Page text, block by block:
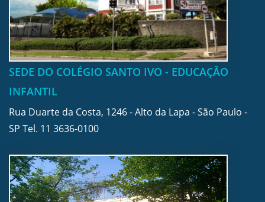
SEDE DO COLÉGIO SANTO IVO - EDUCAÇÃO
INFANTIL
Rua Duarte da Costa, 1246 - Alto da Lapa - São Paulo -
SP Tel. 11 3636-0100